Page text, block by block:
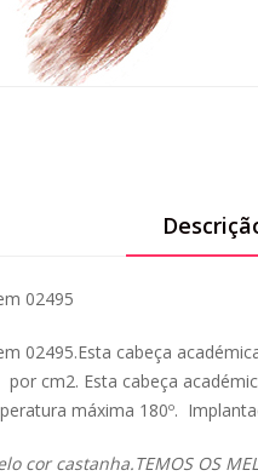
02495
02495.Esta cabeça
cm2. Esta cabeça
máxima 180º.
cor castanha.TEMOS OS